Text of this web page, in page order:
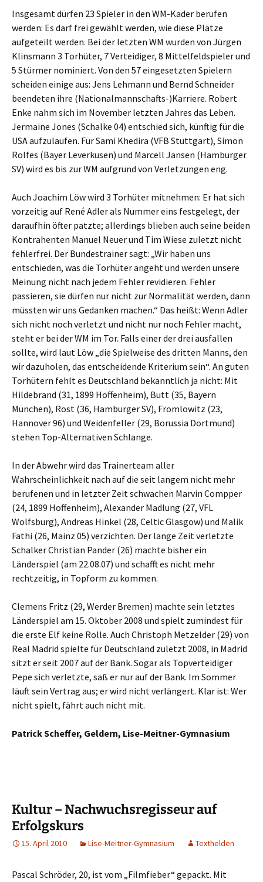
Insgesamt dürfen 23 Spieler in den WM-Kader berufen
werden: Es darf frei gewählt werden, wie diese Plätze
aufgeteilt werden. Bei der letzten WM wurden von Jürgen
Klinsmann 3 Torhüter, 7 Verteidiger, 8 Mittelfeldspieler und
5 Stürmer nominiert. Von den 57 eingesetzten Spielern
scheiden einige aus: Jens Lehmann und Bernd Schneider
beendeten ihre (Nationalmannschafts-)Karriere. Robert
Enke nahm sich im November letzten Jahres das Leben.
Jermaine Jones (Schalke 04) entschied sich, künftig für die
USA aufzulaufen. Für Sami Khedira (VFB Stuttgart), Simon
Rolfes (Bayer Leverkusen) und Marcell Jansen (Hamburger
SV) wird es bis zur WM aufgrund von Verletzungen eng.
Auch Joachim Löw wird 3 Torhüter mitnehmen: Er hat sich
vorzeitig auf René Adler als Nummer eins festgelegt, der
daraufhin öfter patzte; allerdings blieben auch seine beiden
Kontrahenten Manuel Neuer und Tim Wiese zuletzt nicht
fehlerfrei. Der Bundestrainer sagt: „Wir haben uns
entschieden, was die Torhüter angeht und werden unsere
Meinung nicht nach jedem Fehler revidieren. Fehler
passieren, sie dürfen nur nicht zur Normalität werden, dann
müssten wir uns Gedanken machen.“ Das heißt: Wenn Adler
sich nicht noch verletzt und nicht nur noch Fehler macht,
steht er bei der WM im Tor. Falls einer der drei ausfallen
sollte, wird laut Löw „die Spielweise des dritten Manns, den
wir dazuholen, das entscheidende Kriterium sein“. An guten
Torhütern fehlt es Deutschland bekanntlich ja nicht: Mit
Hildebrand (31, 1899 Hoffenheim), Butt (35, Bayern
München), Rost (36, Hamburger SV), Fromlowitz (23,
Hannover 96) und Weidenfeller (29, Borussia Dortmund)
stehen Top-Alternativen Schlange.
In der Abwehr wird das Trainerteam aller
Wahrscheinlichkeit nach auf die seit langem nicht mehr
berufenen und in letzter Zeit schwachen Marvin Compper
(24, 1899 Hoffenheim), Alexander Madlung (27, VFL
Wolfsburg), Andreas Hinkel (28, Celtic Glasgow) und Malik
Fathi (26, Mainz 05) verzichten. Der lange Zeit verletzte
Schalker Christian Pander (26) machte bisher ein
Länderspiel (am 22.08.07) und schafft es nicht mehr
rechtzeitig, in Topform zu kommen.
Clemens Fritz (29, Werder Bremen) machte sein letztes
Länderspiel am 15. Oktober 2008 und spielt zumindest für
die erste Elf keine Rolle. Auch Christoph Metzelder (29) von
Real Madrid spielte für Deutschland zuletzt 2008, in Madrid
sitzt er seit 2007 auf der Bank. Sogar als Topverteidiger
Pepe sich verletzte, saß er nur auf der Bank. Im Sommer
läuft sein Vertrag aus; er wird nicht verlängert. Klar ist: Wer
nicht spielt, fährt auch nicht mit.
Patrick Scheffer, Geldern, Lise-Meitner-Gymnasium
Kultur – Nachwuchsregisseur auf
Erfolgskurs
15. April 2010 Lise-Meitner-Gymnasium Texthelden
Pascal Schröder, 20, ist vom „Filmfieber“ gepackt. Mit